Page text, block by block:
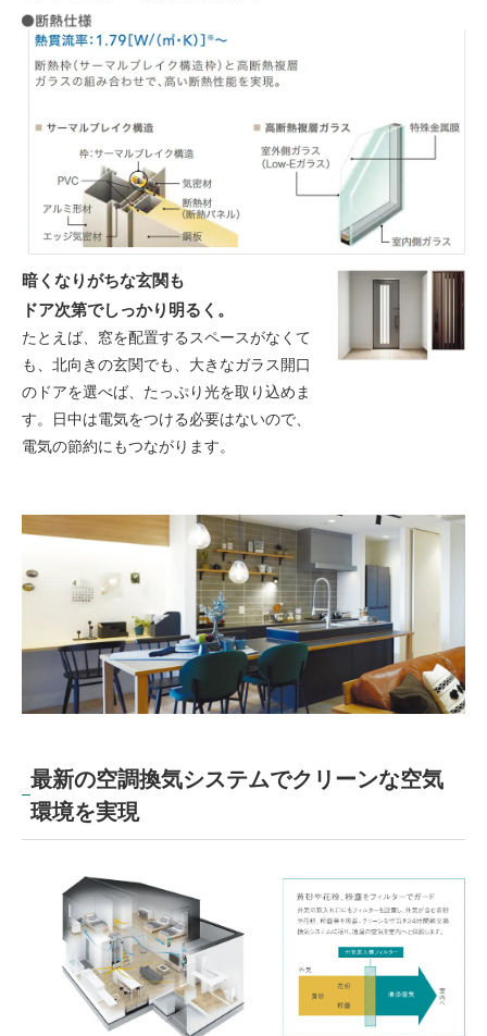
暗くなりがちな玄関も
ドア次第でしっかり明るく。
たとえば、窓を配置するスペースがなくて
も、北向きの玄関でも、大きなガラス開口
のドアを選べば、たっぷり光を取り込めま
す。日中は電気をつける必要はないので、
電気の節約にもつながります。
最新の空調換気システムでクリーンな空気
環境を実現